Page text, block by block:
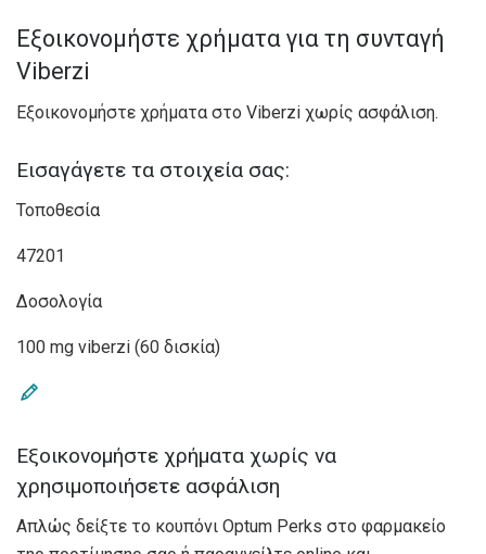
Εξοικονομήστε χρήματα για τη συνταγή
Viberzi
Εξοικονομήστε χρήματα στο Viberzi χωρίς ασφάλιση.
Εισαγάγετε τα στοιχεία σας:
Τοποθεσία
47201
Δοσολογία
100 mg viberzi (60 δισκία)
Εξοικονομήστε χρήματα χωρίς να
χρησιμοποιήσετε ασφάλιση
Απλώς δείξτε το κουπόνι Optum Perks στο φαρμακείο